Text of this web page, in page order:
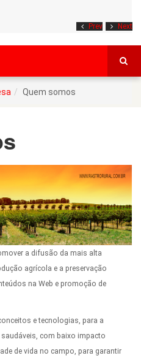
Prev Next
Quem somos
a difusão da mais alta
agrícola e a preservação
na Web e promoção de
e tecnologias, para a
com baixo impacto
de vida no campo, para garantir